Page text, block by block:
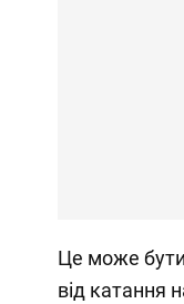
Це може бути
від катання